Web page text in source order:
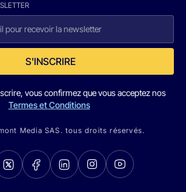
S'INSCRIRE
vous confirmez que vous acceptez nos
Termes et Conditions
Media SAS. tous droits réservés.